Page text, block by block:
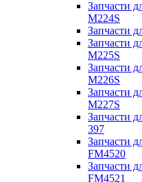
Запчасти
M224S
Запчасти
Запчасти
M225S
Запчасти
M226S
Запчасти
M227S
Запчасти
397
Запчасти
FM4520
Запчасти
FM4521